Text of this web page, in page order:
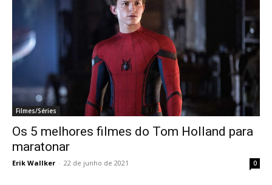
Filmes/Séries
Os 5 melhores filmes do Tom Holland para
maratonar
Erik Wallker - 22 de junho de 2021 0